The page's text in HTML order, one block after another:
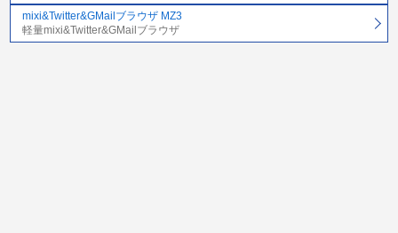
mixi&Twitter&GMailブラウザ MZ3
軽量mixi&Twitter&GMailブラウザ